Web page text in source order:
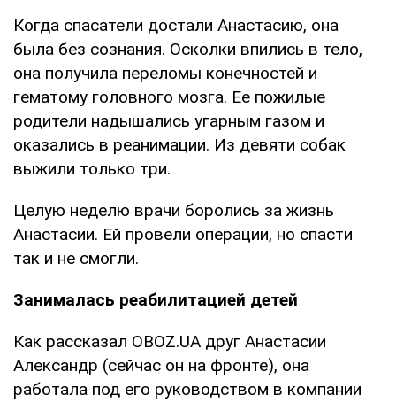
Когда спасатели достали Анастасию, она
была без сознания. Осколки впились в тело,
она получила переломы конечностей и
гематому головного мозга. Ее пожилые
родители надышались угарным газом и
оказались в реанимации. Из девяти собак
выжили только три.
Целую неделю врачи боролись за жизнь
Анастасии. Ей провели операции, но спасти
так и не смогли.
Занималась реабилитацией детей
Как рассказал OBOZ.UA друг Анастасии
Александр (сейчас он на фронте), она
работала под его руководством в компании